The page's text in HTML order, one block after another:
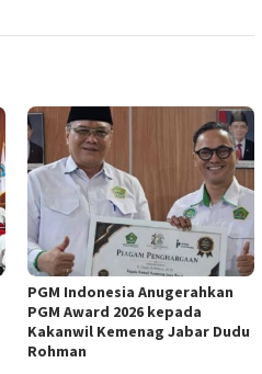
PGM Indonesia Anugerahkan
PGM Award 2026 kepada
Kakanwil Kemenag Jabar Dudu
Rohman